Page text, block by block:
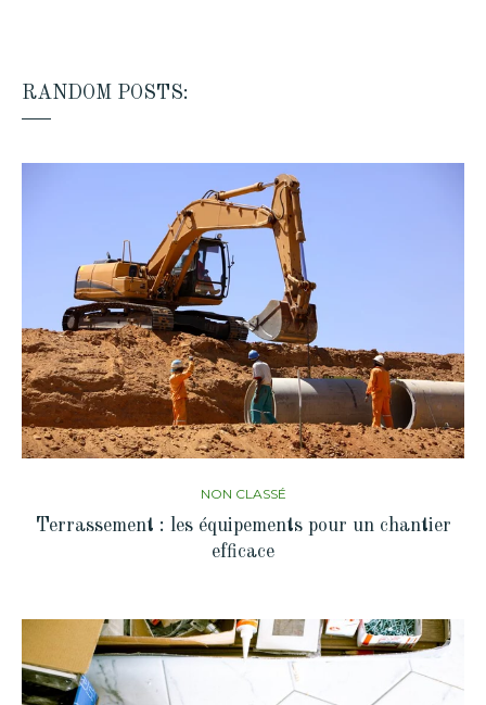
RANDOM POSTS:
NON CLASSÉ
Terrassement : les équipements pour un chantier
efficace